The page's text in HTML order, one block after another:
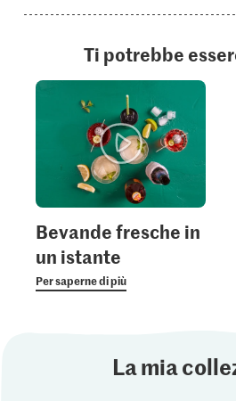
Ti potrebbe
Bevande fresche in
un istante
Per saperne di più
La mia